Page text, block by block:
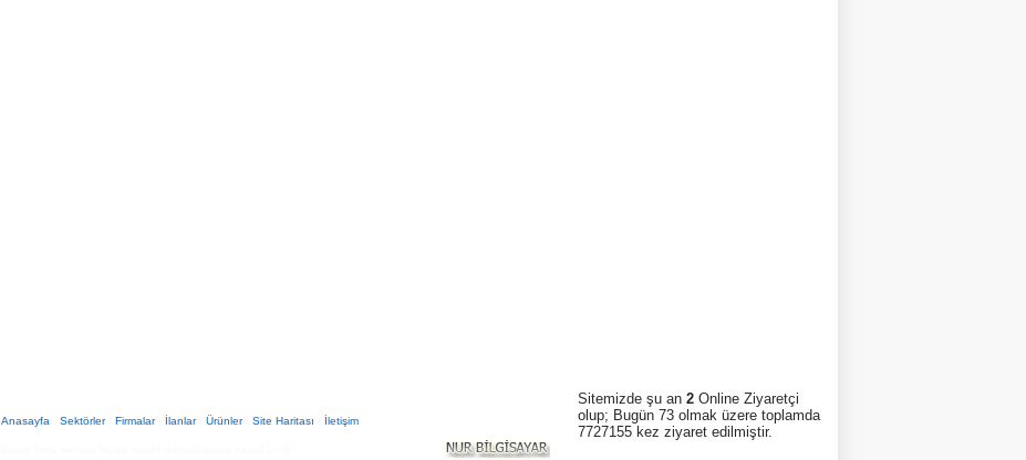
Sitemizde şu an 2 Online Ziyaretçi
olup; Bugün 73 olmak üzere toplamda
7727155 kez ziyaret edilmiştir.
Anasayfa Sektörler Firmalar İlanlar| Ürünler| Site Haritası İletişim